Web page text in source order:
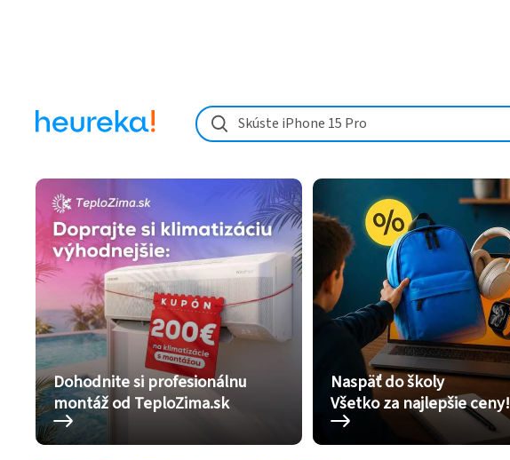
Skúste iPhone 15 Pro
Dohodnite si profesionálnu
montáž od TeploZima.sk
Naspäť do školy
Všetko za najlepšie ceny!